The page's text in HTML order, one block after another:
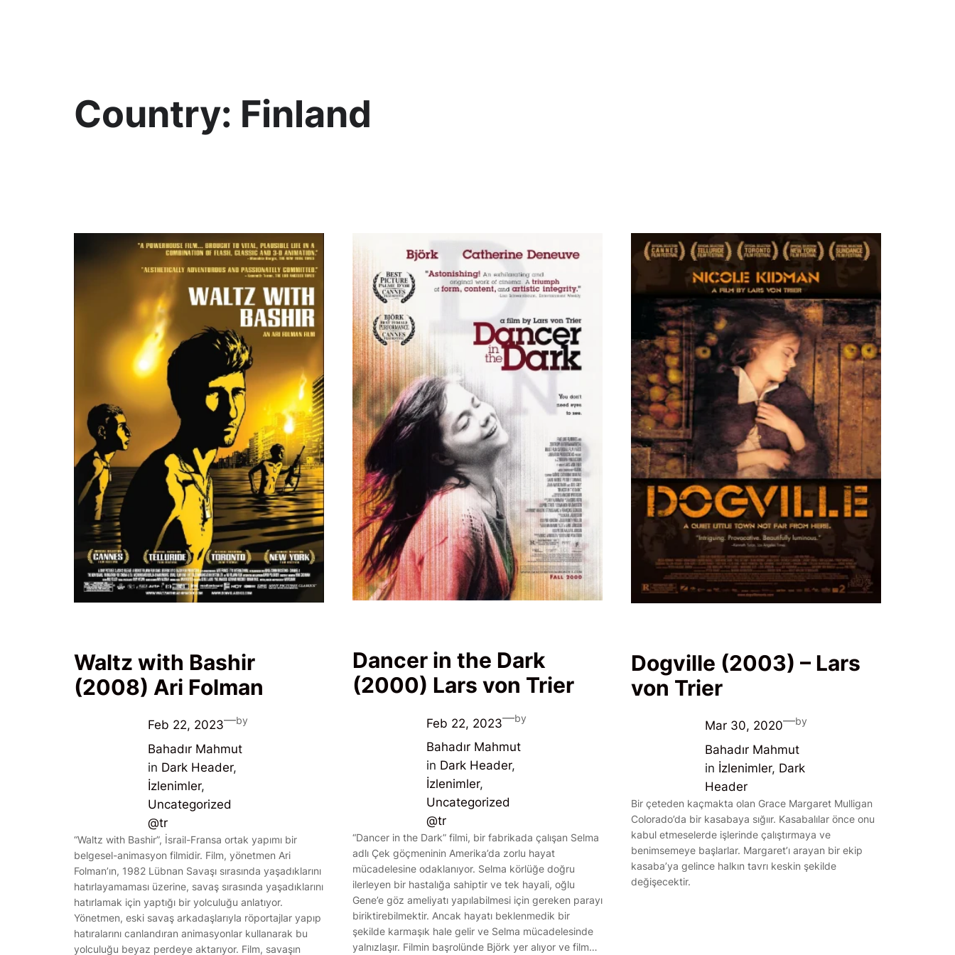
Country: Finland
Waltz with Bashir
(2008) Ari Folman
Feb 22, 2023—by
Bahadır Mahmut
in Dark Header
İzlenimler
Uncategorized
@tr
“Waltz with Bashir”, İsrail-Fransa ortak yapımı bir
belgesel-animasyon filmidir. Film, yönetmen Ari
Folman’ın, 1982 Lübnan Savaşı sırasında yaşadıklarını
hatırlayamaması üzerine, savaş sırasında yaşadıklarını
hatırlamak için yaptığı bir yolculuğu anlatıyor.
Yönetmen, eski savaş arkadaşlarıyla röportajlar yapıp
hatıralarını canlandıran animasyonlar kullanarak bu
yolculuğu beyaz perdeye aktarıyor. Film, savaşın
Dancer in the Dark
(2000) Lars von Trier
Feb 22, 2023—by
Bahadır Mahmut
in Dark Header
İzlenimler
Uncategorized
@tr
“Dancer in the Dark” filmi, bir fabrikada çalışan Selma
adlı Çek göçmeninin Amerika’da zorlu hayat
mücadelesine odaklanıyor. Selma körlüğe doğru
ilerleyen bir hastalığa sahiptir ve tek hayali, oğlu
Gene’e göz ameliyatı yapılabilmesi için gereken parayı
biriktirebilmektir. Ancak hayatı beklenmedik bir
şekilde karmaşık hale gelir ve Selma mücadelesinde
yalnızlaşır. Filmin başrolünde Björk yer alıyor ve film…
Dogville (2003) – Lars
von Trier
Mar 30, 2020—by
Bahadır Mahmut
in İzlenimler, Dark
Header
Bir çeteden kaçmakta olan Grace Margaret Mulligan
Colorado’da bir kasabaya sığıır. Kasabalılar önce onu
kabul etmeselerde işlerinde çalıştırmaya ve
benimsemeye başlarlar. Margaret’ı arayan bir ekip
kasaba’ya gelince halkın tavrı keskin şekilde
değişecektir.